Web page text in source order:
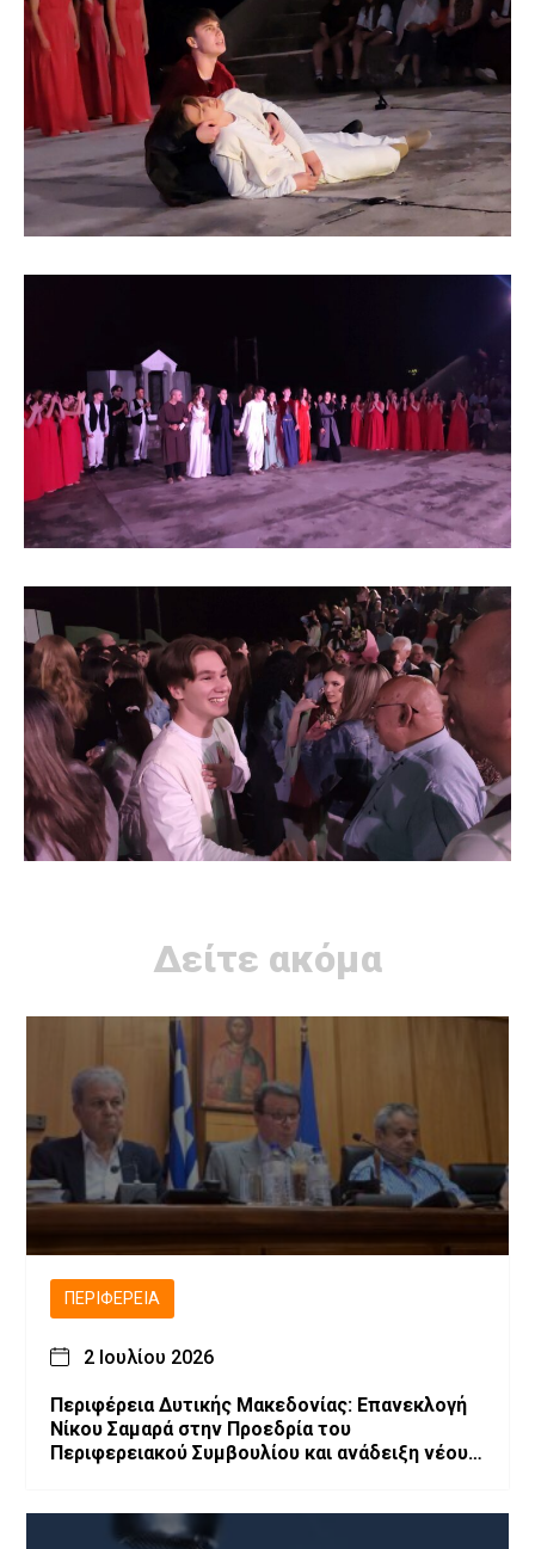
Δείτε ακόμα
ΠΕΡΙΦΈΡΕΙΑ
2 Ιουλίου 2026
Περιφέρεια Δυτικής Μακεδονίας: Επανεκλογή
Νίκου Σαμαρά στην Προεδρία του
Περιφερειακού Συμβουλίου και ανάδειξη νέου